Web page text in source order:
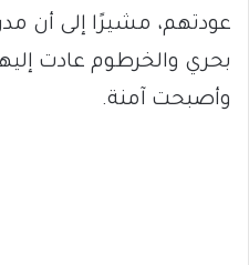
عودتهم، مشيرًا إلى أن
بحري والخرطوم عادت
وأصبحت آمنة.